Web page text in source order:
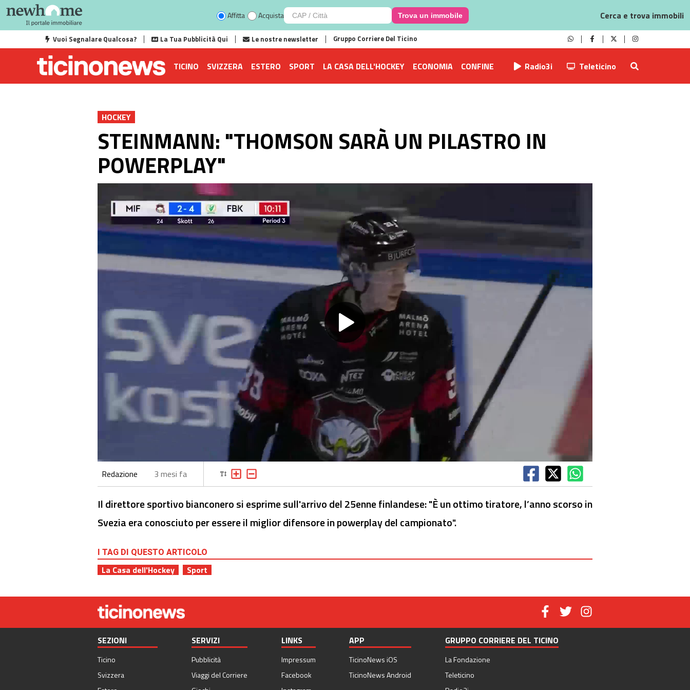
Affitta Acquista Trova un immobile Cerca e trova immobili
Vuoi Segnalare Qualcosa? La Tua Pubblicità Qui Le nostre newsletter Gruppo Corriere Del Ticino
TICINO SVIZZERA ESTERO SPORT LA CASA DELL'HOCKEY ECONOMIA CONFINE Radio3i Teleticino
HOCKEY
STEINMANN: "THOMSON SARÀ UN PILASTRO IN
POWERPLAY"
Play
Video
Redazione 3 mesi fa
Il direttore sportivo bianconero si esprime sull'arrivo del 25enne finlandese: "È un ottimo tiratore, l’anno scorso in
Svezia era conosciuto per essere il miglior difensore in powerplay del campionato".
I TAG DI QUESTO ARTICOLO
La Casa dell'Hockey
Sport
SEZIONI
Ticino
Svizzera
SERVIZI
Pubblicità
Viaggi del Corriere
LINKS
Impressum
Facebook
APP
TicinoNews iOS
TicinoNews Android
GRUPPO CORRIERE DEL TICINO
La Fondazione
Teleticino